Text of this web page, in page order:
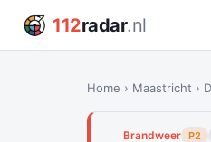
112radar.nl
Home › Maastricht ›
Brandweer P2